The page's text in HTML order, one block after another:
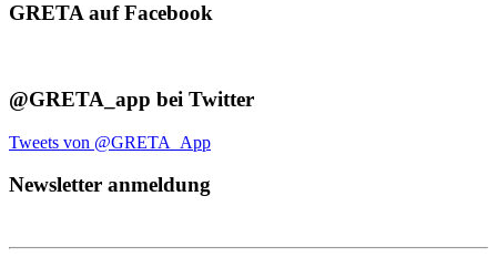
GRETA auf Facebook
@GRETA_app bei Twitter
Tweets von @GRETA_App
Newsletter anmeldung